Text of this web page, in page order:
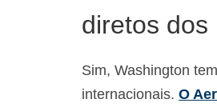
diretos dos
Sim, Washington
internacionais. O